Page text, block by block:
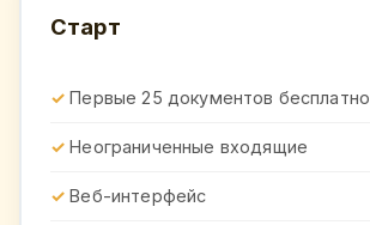
Старт
Первые 25 документов бесплатно
Неограниченные входящие
Веб-интерфейс